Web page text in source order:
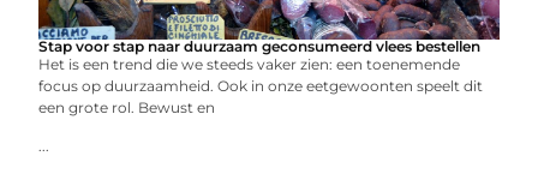
Stap voor stap naar duurzaam geconsumeerd vlees bestellen
Het is een trend die we steeds vaker zien: een toenemende
focus op duurzaamheid. Ook in onze eetgewoonten speelt dit
een grote rol. Bewust en
...